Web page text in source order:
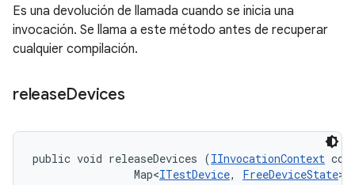
Es una devolución de llamada cuando se inicia una
invocación. Se llama a este método antes de recuperar
cualquier compilación.
releaseDevices
public void releaseDevices (IInvocationContext
                Map<
ITestDevice, FreeDeviceState>